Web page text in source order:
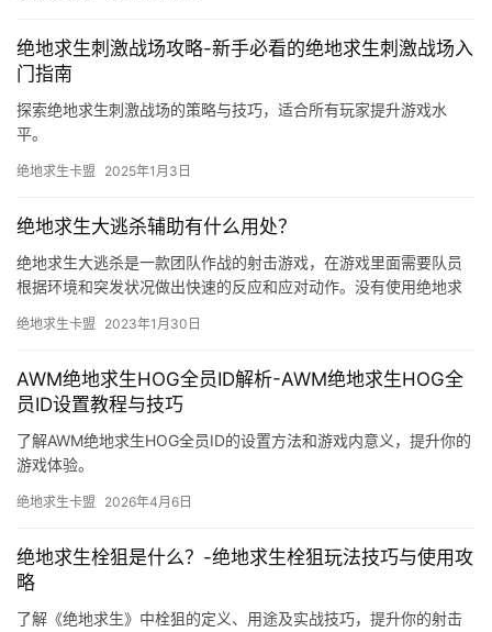
绝地求生刺激战场攻略-新手必看的绝地求生刺激战场入
门指南
探索绝地求生刺激战场的策略与技巧，适合所有玩家提升游戏水
平。
绝地求生卡盟 2025年1月3日
绝地求生大逃杀辅助有什么用处？
绝地求生大逃杀是一款团队作战的射击游戏，在游戏里面需要队员
根据环境和突发状况做出快速的反应和应对动作。没有使用绝地求
队成员…
绝地求生卡盟 2023年1月30日
AWM绝地求生HOG全员ID解析-AWM绝地求生HOG全
员ID设置教程与技巧
了解AWM绝地求生HOG全员ID的设置方法和游戏内意义，提升你的
游戏体验。
绝地求生卡盟 2026年4月6日
绝地求生栓狙是什么？-绝地求生栓狙玩法技巧与使用攻
略
了解《绝地求生》中栓狙的定义、用途及实战技巧，提升你的射击